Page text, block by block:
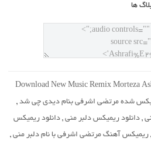
ها
Download New Music Remix Morteza
شده مرتضی اشرفی بنام دیدی چی شد ,
, دانلود ریمیکس دلبر منی, دانلود ریمیکس
ریمیکس آهنگ مرتضی اشرفی با نام دلبر منی,